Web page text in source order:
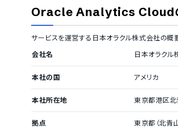
Oracle Analytics Cloud
サービスを運営する 日本オラクル株式会社の概
会社名
日本オラクル
本社の国 アメリカ
本社所在地 東京都港区
拠点
東京都（北青